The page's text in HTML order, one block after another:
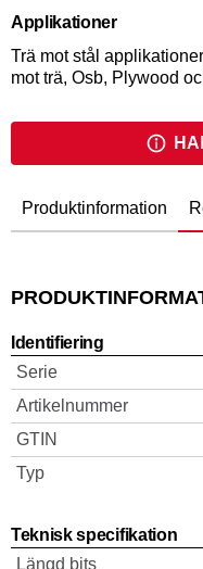
Applikationer
Trä mot stål
mot trä, Osb, Plywood
Produktinformation
Identifiering
Serie
Artikelnummer
GTIN
Typ
Teknisk specifikation
Längd bits